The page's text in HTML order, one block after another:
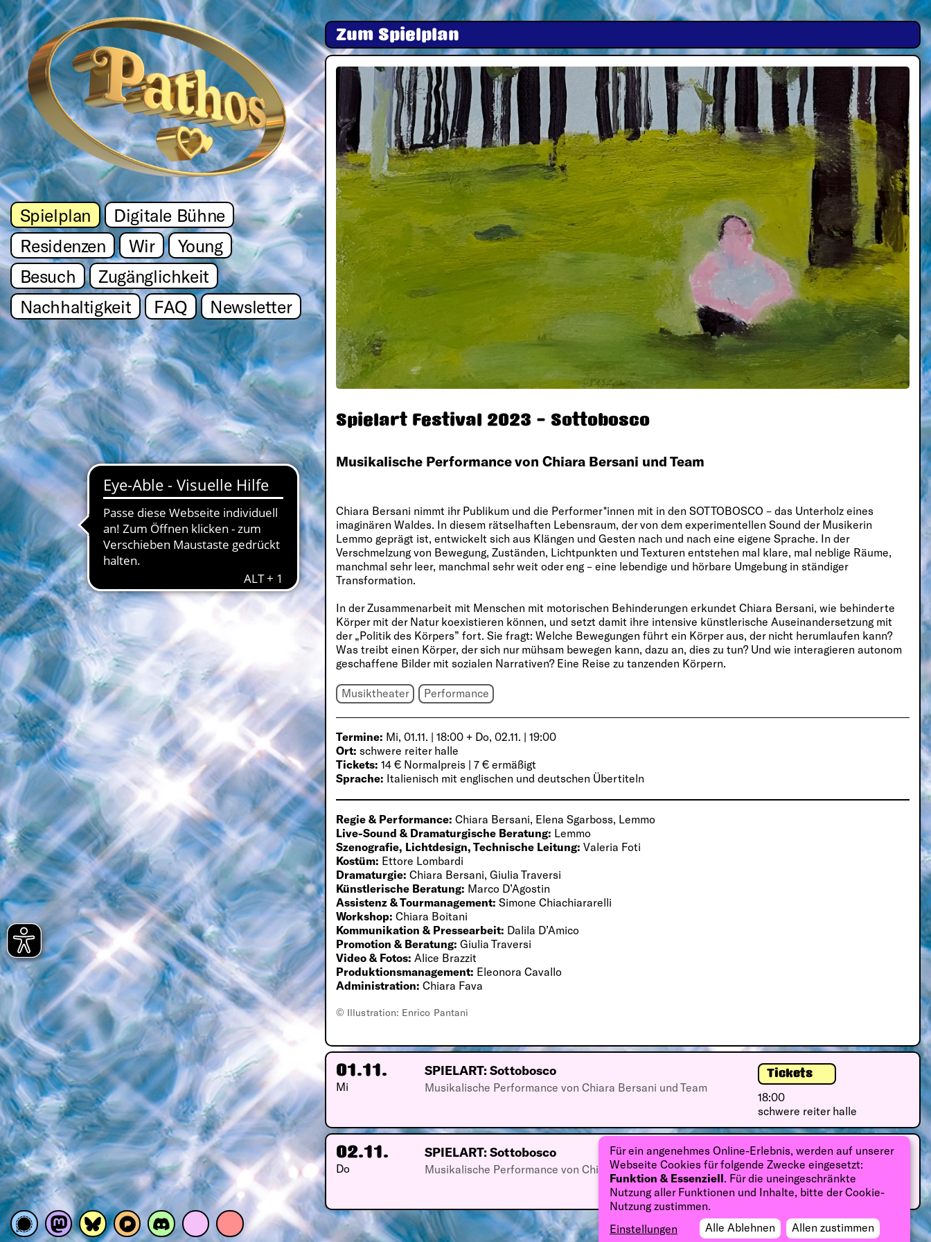
Spielplan
Digitale Bühne
Residenzen
Wir
Young
Besuch
Zugänglichkeit
Nachhaltigkeit
FAQ Newsletter
SIGNALMastodonBlueskyPixelfedDiscordMonnetYoutube
Zum Spielplan
Spielart Festival 2023 - Sottobosco
Musikalische Performance von Chiara Bersani und Team
Chiara Bersani nimmt ihr Publikum und die Performer*innen mit in den SOTTOBOSCO – das Unterholz eines
imaginären Waldes. In diesem rätselhaften Lebensraum, der von dem experimentellen Sound der Musikerin
Lemmo geprägt ist, entwickelt sich aus Klängen und Gesten nach und nach eine eigene Sprache. In der
Verschmelzung von Bewegung, Zuständen, Lichtpunkten und Texturen entstehen mal klare, mal neblige Räume,
manchmal sehr leer, manchmal sehr weit oder eng – eine lebendige und hörbare Umgebung in ständiger
Transformation.
In der Zusammenarbeit mit Menschen mit motorischen Behinderungen erkundet Chiara Bersani, wie behinderte
Körper mit der Natur koexistieren können, und setzt damit ihre intensive künstlerische Auseinandersetzung mit
der „Politik des Körpers” fort. Sie fragt: Welche Bewegungen führt ein Körper aus, der nicht herumlaufen kann?
Was treibt einen Körper, der sich nur mühsam bewegen kann, dazu an, dies zu tun? Und wie interagieren autonom
geschaffene Bilder mit sozialen Narrativen? Eine Reise zu tanzenden Körpern.
Musiktheater Performance
Termine: Mi, 01.11. | 18:00 + Do, 02.11. | 19:00
Ort: schwere reiter halle
Tickets:14 € Normalpreis | 7 € ermäßigt
Sprache: Italienisch mit englischen und deutschen Übertiteln
Regie & Performance:Chiara Bersani, Elena Sgarboss, Lemmo
Live-Sound & Dramaturgische Beratung: Lemmo
Szenografie, Lichtdesign, Technische Leitung:Valeria Foti
Kostüm: Ettore Lombardi
Dramaturgie: Chiara Bersani, Giulia Traversi
Künstlerische Beratung: Marco D’Agostin
Assistenz & Tourmanagement:Simone Chiachiararelli
Workshop: Chiara Boitani
Kommunikation & Pressearbeit: Dalila D’Amico
Promotion & Beratung:Giulia Traversi
Video & Fotos:Alice Brazzit
Produktionsmanagement: Eleonora Cavallo
Administration: Chiara Fava
© Illustration: Enrico Pantani
01.11.
Mi
SPIELART: Sottobosco
Musikalische Performance von Chiara Bersani und Team
18:00
schwere reiter halle
Tickets
02.11.
Do
SPIELART: Sottobosco
Musikalische Performance von Chiara Bersani und Team
19:00
schwere reiter halle
Tickets
Für ein angenehmes Online-Erlebnis, werden auf unserer
Webseite Cookies für folgende Zwecke eingesetzt:
Funktion & Essenziell. Für die uneingeschränkte
Nutzung aller Funktionen und Inhalte, bitte der Cookie-
Nutzung zustimmen.
Einstellungen
Alle Ablehnen Allen zustimmen